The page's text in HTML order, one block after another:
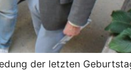
der letzten